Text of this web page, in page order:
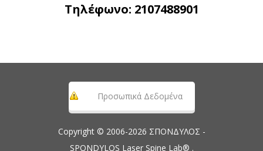
Τηλέφωνο: 2107488901
Προσωπικά Δεδομένα
Copyright © 2006-2026 ΣΠΟΝΔΥΛΟΣ -
SPONDYLOS Laser Spine Lab® .